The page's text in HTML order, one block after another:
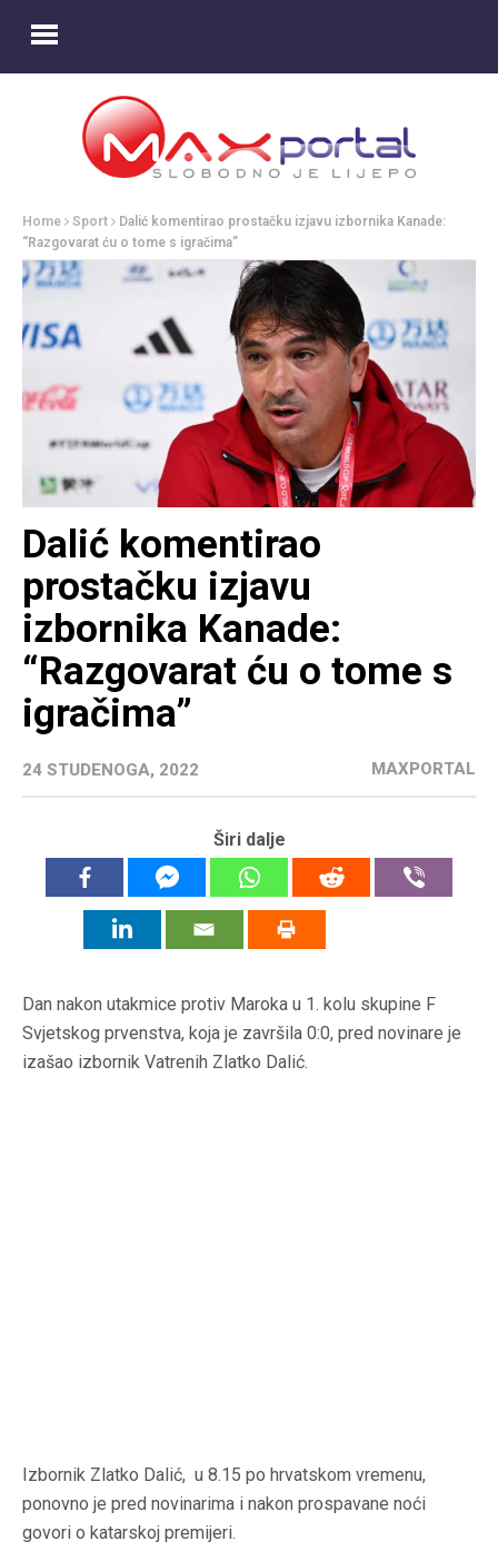
Home Sport
Dalić komentirao prostačku izjavu izbornika Kanade:
“Razgovarat ću o tome s igračima”
Dalić komentirao
prostačku izjavu
izbornika Kanade:
“Razgovarat ću o tome s
igračima”
24 STUDENOGA, 2022 MAXPORTAL
Širi dalje
Dan nakon utakmice protiv Maroka u 1. kolu skupine F
Svjetskog prvenstva, koja je završila 0:0, pred novinare je
izašao izbornik Vatrenih Zlatko Dalić.
Izbornik Zlatko Dalić, u 8.15 po hrvatskom vremenu,
ponovno je pred novinarima i nakon prospavane noći
govori o katarskoj premijeri.